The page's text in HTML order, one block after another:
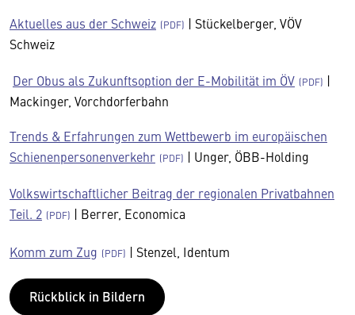
Aktuelles aus der Schweiz
| Stückelberger, VÖV
Schweiz
Der Obus als Zukunftsoption der E-Mobilität im ÖV
|
Mackinger, Vorchdorferbahn
Trends & Erfahrungen zum Wettbewerb im europäischen
Schienenpersonenverkehr
| Unger, ÖBB-Holding
Volkswirtschaftlicher Beitrag der regionalen Privatbahnen
Teil. 2
| Berrer, Economica
Komm zum Zug | Stenzel, Identum
Rückblick in Bildern